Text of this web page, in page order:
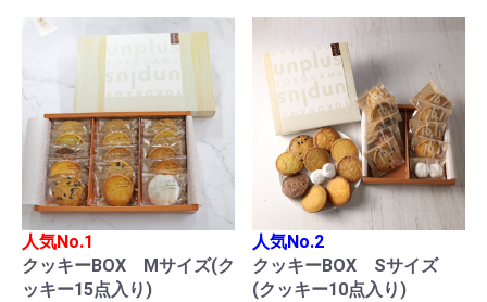
人気No.1
クッキーBOX Mサイズ(ク
ッキー15点入り)
人気No.2
クッキーBOX Sサイズ
(クッキー10点入り)